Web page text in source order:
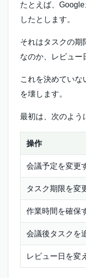
たとえば、
したとします。
それはタスクの期
なのか、レビュー
これを決めていな
を壊します。
最初は、次のよう
操作
会議予定を変更
タスク期限を変
作業時間を確保
会議後タスクを
レビュー日を変